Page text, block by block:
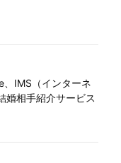
、IMS（インターネ
婚相手紹介サービス